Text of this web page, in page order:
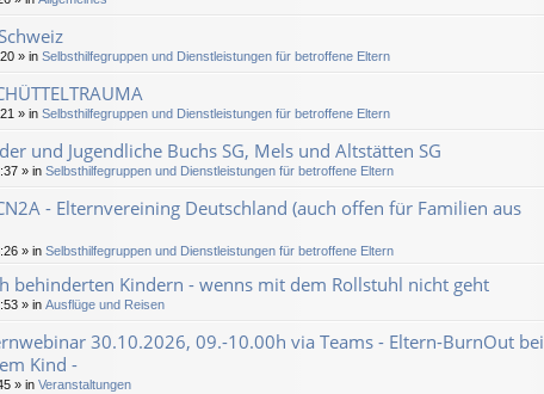
» in Selbsthilfegruppen und Dienstleistungen für betroffene Eltern
» in Selbsthilfegruppen und Dienstleistungen für betroffene Eltern
und Jugendliche Buchs SG, Mels und Altstätten SG
» in Selbsthilfegruppen und Dienstleistungen für betroffene Eltern
- Elternvereining Deutschland (auch offen für Familien aus
» in Selbsthilfegruppen und Dienstleistungen für betroffene Eltern
behinderten Kindern - wenns mit dem Rollstuhl nicht geht
» in Ausflüge und Reisen
30.10.2026, 09.-10.00h via Teams - Eltern-BurnOut bei
Kind -
» in Veranstaltungen